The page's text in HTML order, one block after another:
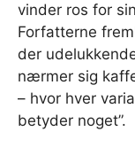
vinder ros for
Forfatterne
der
nærmer sig
– hvor hver
betyder noget”.